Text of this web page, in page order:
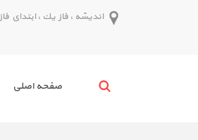
انديشه ، فاز يك ، ابتداي فاز ،
صفحه اصلي